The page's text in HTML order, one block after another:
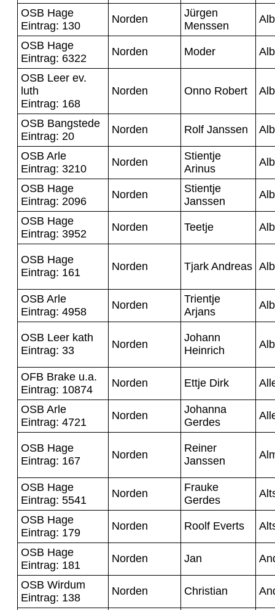
OSB Hage
Eintrag: 130
Norden
Jürgen
Menssen
OSB Hage
Eintrag: 6322
Norden Moder
OSB Leer ev.
luth
Eintrag: 168
Norden Onno Robert
OSB Bangstede
Eintrag: 20
Norden Rolf Janssen
OSB Arle
Eintrag: 3210
Norden
Stientje
Arinus
OSB Hage
Eintrag: 2096
Norden
Stientje
Janssen
OSB Hage
Eintrag: 3952
Norden Teetje
OSB Hage
Eintrag: 161
Norden Tjark Andreas
OSB Arle
Eintrag: 4958
Norden
Trientje
Arjans
OSB Leer kath
Eintrag: 33
Norden
Johann
Heinrich
OFB Brake u.a.
Eintrag: 10874
Norden Ettje Dirk
OSB Arle
Eintrag: 4721
Norden
Johanna
Gerdes
OSB Hage
Eintrag: 167
Norden
Reiner
Janssen
OSB Hage
Eintrag: 5541
Norden
Frauke
Gerdes
OSB Hage
Eintrag: 179
Norden Roolf Everts
OSB Hage
Eintrag: 181
Norden Jan
OSB Wirdum
Eintrag: 138
Norden Christian